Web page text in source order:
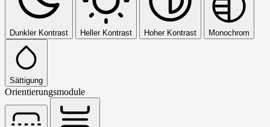
Dunkler Kontrast Heller Kontrast Hoher Kontrast Monochrom
Sättigung
Orientierungsmodule